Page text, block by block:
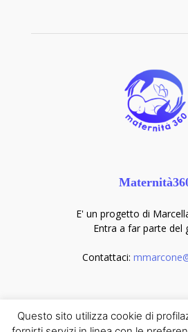
E' un progetto di
Entra a far parte del
Contattaci:
Seguici sui
Questo sito utilizza cookie di